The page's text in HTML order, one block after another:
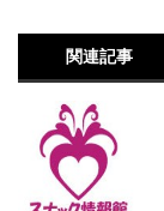
関連記事